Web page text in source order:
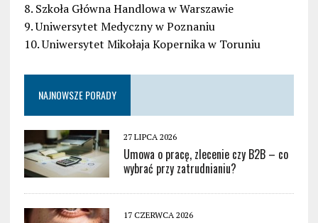
8. Szkoła Główna Handlowa w Warszawie
9. Uniwersytet Medyczny w Poznaniu
10. Uniwersytet Mikołaja Kopernika w Toruniu
NAJNOWSZE PORADY
27 LIPCA 2026
Umowa o pracę, zlecenie czy B2B – co
wybrać przy zatrudnianiu?
17 CZERWCA 2026